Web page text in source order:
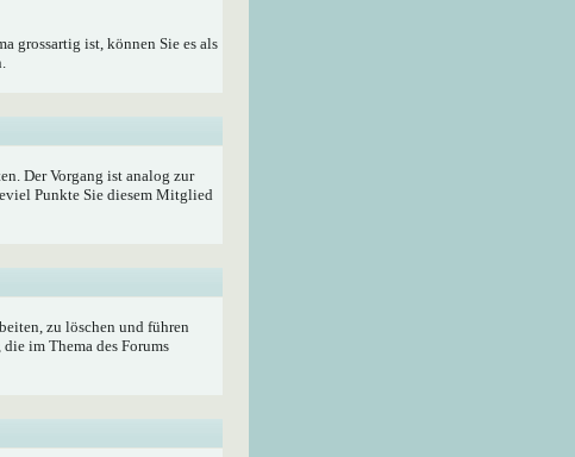
grossartig ist, können Sie es als
Der Vorgang ist analog zur
Punkte Sie diesem Mitglied
zu löschen und führen
im Thema des Forums